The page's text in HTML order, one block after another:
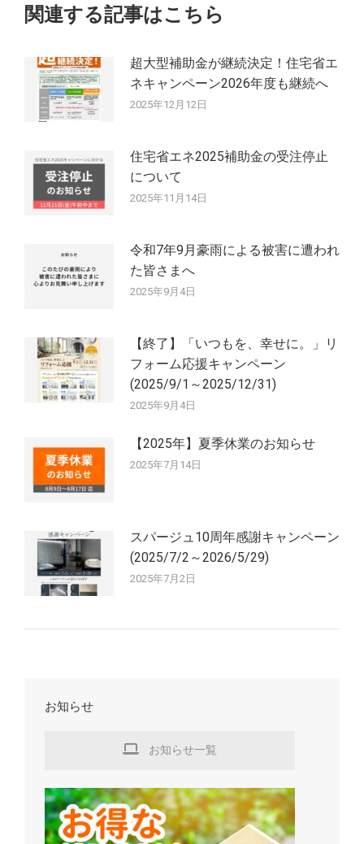
シ
ョ
ン
関連する記事はこちら
超大型補助金が継続決定！住宅省エ
ネキャンペーン2026年度も継続へ
2025年12月12日
住宅省エネ2025補助金の受注停止
について
2025年11月14日
令和7年9月豪雨による被害に遭われ
た皆さまへ
2025年9月4日
【終了】「いつもを、幸せに。」リ
フォーム応援キャンペーン
(2025/9/1～2025/12/31)
2025年9月4日
【2025年】夏季休業のお知らせ
2025年7月14日
スパージュ10周年感謝キャンペーン
(2025/7/2～2026/5/29)
2025年7月2日
お知らせ
お知らせ一覧